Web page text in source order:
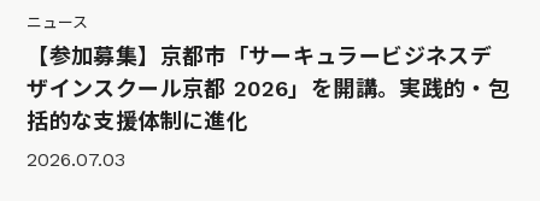
ニュース
【参加募集】京都市「サーキュラービジネスデ
ザインスクール京都 2026」を開講。実践的・包
括的な支援体制に進化
2026.07.03